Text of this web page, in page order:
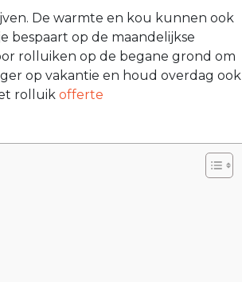
De warmte en kou kunnen ook
bespaart op de maandelijkse
rolluiken op de begane grond om
op vakantie en houd overdag ook
rolluik offerte